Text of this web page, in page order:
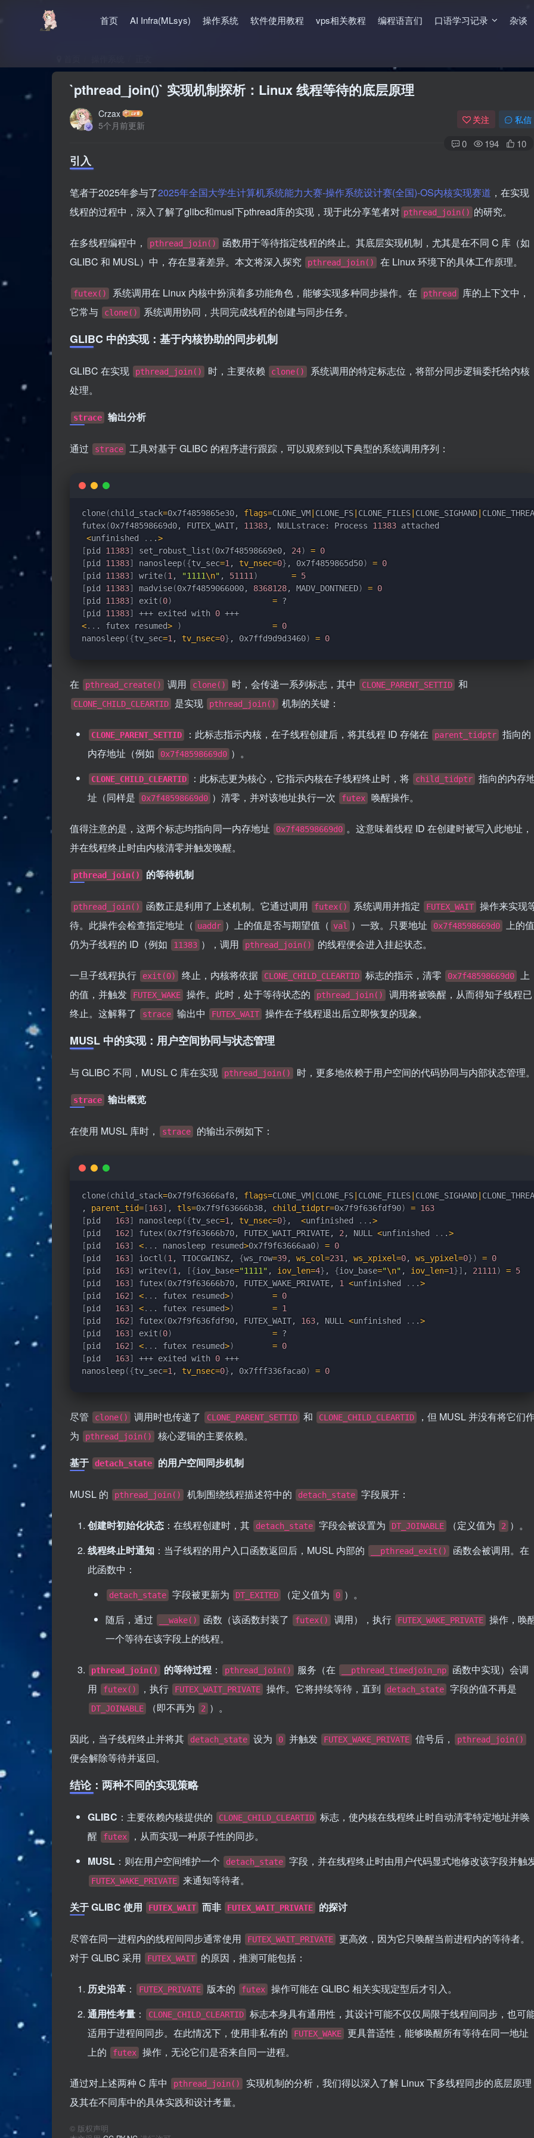
首页 AI Infra(MLsys) 操作系统 软件使用教程 vps相关教程 编程语言们 口语学习记录 杂谈
`pthread_join()` 实现机制探析：Linux 线程等待的底层原理
Crzax
5个月前更新
关注 私信
0 194 10
引入
笔者于2025年参与了2025年全国大学生计算机系统能力大赛-操作系统设计赛(全国)-OS内核实现赛道 ，在实现
线程的过程中，深入了解了glibc和musl下pthread库的实现，现于此分享笔者对 pthread_join() 的研究。
在多线程编程中， pthread_join()
函数用于等待指定线程的终止。其底层实现机制，尤其是在不同 C 库（如
GLIBC 和 MUSL）中，存在显著差异。本文将深入探究
pthread_join() 在 Linux 环境下的具体工作原理。
futex() 系统调用在 Linux 内核中扮演着多功能角色，能够实现多种同步操作。在 pthread
库的上下文中，
它常与
clone() 系统调用协同，共同完成线程的创建与同步任务。
GLIBC 中的实现：基于内核协助的同步机制
GLIBC 在实现 pthread_join() 时，主要依赖 clone()
系统调用的特定标志位，将部分同步逻辑委托给内核
处理。
strace 输出分析
通过 strace 工具对基于 GLIBC 的程序进行跟踪，可以观察到以下典型的系统调用序列：
clone(child_stack=0x7f4859865e30, flags=CLONE_VM CLONE_FS CLONE_FILES CLONE_SIGHAND
futex(0x7f48598669d0, FUTEX_WAIT, 11383, NULLstrace: Process 11383 attached
<unfinished .. .>
[pid 11383] set_robust_list (0x7f48598669e0, 24) = 0
[pid 11383] nanosleep({tv_sec=1 , tv_nsec=0} , 0x7f4859865d50) = 0
[pid 11383] write(1 , "1111\n" , 51111 ) = 5
[pid 11383] madvise(0x7f4859066000, 8368128, MADV_DONTNEED) = 0
[pid 11383] exit (0) =
[pid 11383] +++ exited with 0
<.. . futex resumed> ) = 0
nanosleep({tv_sec=1 , tv_nsec=0} , 0x7ffd9d9d3460) = 0
在 pthread_create() 调用 clone() 时，会传递一系列标志，其中 CLONE_PARENT_SETTID 和
CLONE_CHILD_CLEARTID 是实现 pthread_join() 机制的关键：
CLONE_PARENT_SETTID ：此标志指示内核，在子线程创建后，将其线程 ID 存储在 parent_tidptr
指向的
内存地址（例如
0x7f48598669d0 ）。
CLONE_CHILD_CLEARTID ：此标志更为核心，它指示内核在子线程终止时，将 child_tidptr
指向的内存
址（同样是
0x7f48598669d0 ）清零，并对该地址执行一次 futex 唤醒操作。
值得注意的是，这两个标志均指向同一内存地址 0x7f48598669d0 。这意味着线程 ID 在创建时被写入此地址，
并在线程终止时由内核清零并触发唤醒。
pthread_join() 的等待机制
pthread_join() 函数正是利用了上述机制。它通过调用 futex() 系统调用并指定 FUTEX_WAIT
操作来实现
待。此操作会检查指定地址（ uaddr ）上的值是否与期望值（ val ）一致。只要地址 0x7f48598669d0
上的值
仍为子线程的 ID（例如
11383 ），调用 pthread_join() 的线程便会进入挂起状态。
一旦子线程执行 exit(0) 终止，内核将依据 CLONE_CHILD_CLEARTID 标志的指示，清零 0x7f48598669d0
上
的值，并触发
FUTEX_WAKE 操作。此时，处于等待状态的 pthread_join()
调用将被唤醒，从而得知子线程已
终止。这解释了
strace 输出中 FUTEX_WAIT 操作在子线程退出后立即恢复的现象。
MUSL 中的实现：用户空间协同与状态管理
与 GLIBC 不同，MUSL C 库在实现 pthread_join() 时，更多地依赖于用户空间的代码协同与内部状态管理
strace 输出概览
在使用 MUSL 库时， strace 的输出示例如下：
clone(child_stack=0x7f9f63666af8, flags=CLONE_VM CLONE_FS CLONE_FILES CLONE_SIGHAND
, parent_tid= [163] , tls=0x7f9f63666b38, child_tidptr=0x7f9f636fdf90) = 163
[pid 163] nanosleep({tv_sec=1 , tv_nsec=0} , <unfinished .. .>
[pid 162] futex(0x7f9f63666b70, FUTEX_WAIT_PRIVATE, 2 , NULL <unfinished .. .>
[pid 163] <.. . nanosleep resumed>0x7f9f63666aa0) = 0
[pid 163] ioctl (1 , TIOCGWINSZ, {ws_row=39, ws_col=231 , ws_xpixel=0, ws_ypixel=0}) = 0
[pid 163] writev(1 , [{iov_base="1111" , iov_len=4} , {iov_base="\n" , iov_len=1}] , 21111 ) = 5
[pid 163] futex(0x7f9f63666b70, FUTEX_WAKE_PRIVATE, 1 <unfinished .. .>
[pid 162] <.. . futex resumed>) = 0
[pid 163] <.. . futex resumed>) = 1
[pid 162] futex(0x7f9f636fdf90, FUTEX_WAIT, 163, NULL <unfinished .. .>
[pid 163] exit (0) =
[pid 162] <.. . futex resumed>) = 0
[pid 163] +++ exited with 0 +++
nanosleep({tv_sec=1 , tv_nsec=0} , 0x7fff336faca0) = 0
尽管 clone() 调用时也传递了 CLONE_PARENT_SETTID 和 CLONE_CHILD_CLEARTID
，但 MUSL 并没有将它们
为
pthread_join()
核心逻辑的主要依赖。
基于
detach_state 的用户空间同步机制
MUSL 的 pthread_join() 机制围绕线程描述符中的 detach_state 字段展开：
创建时初始化状态 ：在线程创建时，其 detach_state 字段会被设置为 DT_JOINABLE （定义值为 2 ）。
线程终止时通知 ：当子线程的用户入口函数返回后，MUSL 内部的 __pthread_exit()
函数会被调用。在
此函数中：
detach_state 字段被更新为 DT_EXITED （定义值为 0 ）。
随后，通过
__wake() 函数（该函数封装了 futex() 调用），执行 FUTEX_WAKE_PRIVATE
操作，唤
一个等待在该字段上的线程。
pthread_join() 的等待过程 ： pthread_join() 服务（在 __pthread_timedjoin_np
函数中实现）会调
用
futex() ，执行 FUTEX_WAIT_PRIVATE 操作。它将持续等待，直到 detach_state 字段的值不再是
DT_JOINABLE （即不再为 2 ）。
因此，当子线程终止并将其 detach_state 设为 0 并触发 FUTEX_WAKE_PRIVATE 信号后， pthread_join()
便会解除等待并返回。
结论：两种不同的实现策略
GLIBC ：主要依赖内核提供的 CLONE_CHILD_CLEARTID
标志，使内核在线程终止时自动清零特定地址并唤
醒
futex
，从而实现一种原子性的同步。
MUSL ：则在用户空间维护一个 detach_state 字段，并在线程终止时由用户代码显式地修改该字段并触
FUTEX_WAKE_PRIVATE
来通知等待者。
关于 GLIBC 使用
FUTEX_WAIT 而非 FUTEX_WAIT_PRIVATE 的探讨
尽管在同一进程内的线程间同步通常使用 FUTEX_WAIT_PRIVATE
更高效，因为它只唤醒当前进程内的等待者。
对于 GLIBC 采用
FUTEX_WAIT 的原因，推测可能包括：
历史沿革 ： FUTEX_PRIVATE 版本的 futex
操作可能在 GLIBC 相关实现定型后才引入。
通用性考量 ： CLONE_CHILD_CLEARTID
标志本身具有通用性，其设计可能不仅仅局限于线程间同步，也可
适用于进程间同步。在此情况下，使用非私有的
FUTEX_WAKE
更具普适性，能够唤醒所有等待在同一地址
上的
futex 操作，无论它们是否来自同一进程。
通过对上述两种 C 库中 pthread_join()
实现机制的分析，我们得以深入了解 Linux 下多线程同步的底层原理
及其在不同库中的具体实践和设计考量。
© 版权声明